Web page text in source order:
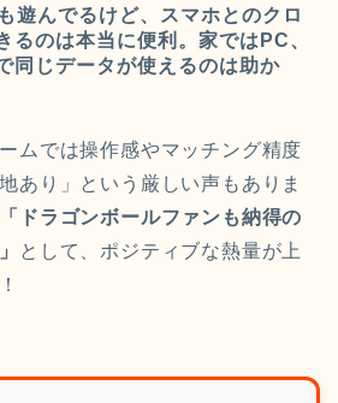
遊んでるけど、スマホとのクロ
るのは本当に便利。家ではPC、
同じデータが使えるのは助か
ムでは操作感やマッチング精度
あり」という厳しい声もありま
「ドラゴンボールファンも納得の
として、ポジティブな熱量が上